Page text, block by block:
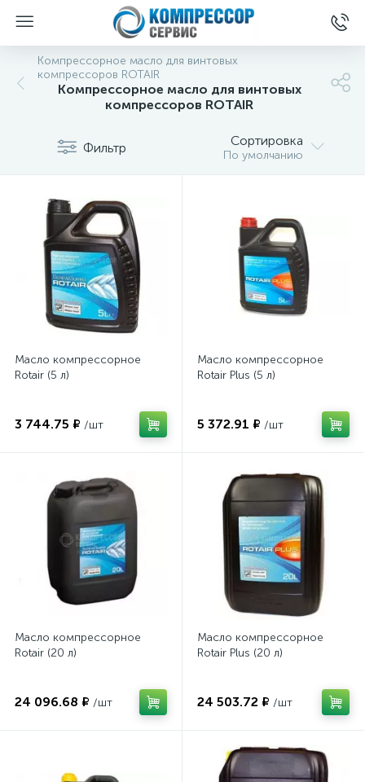
Компрессорное масло для винтовых
компрессоров ROTAIR
Компрессорное масло для винтовых
компрессоров ROTAIR
Фильтр Сортировка
По умолчанию
Масло компрессорное
Rotair (5 л)
3 744.75 ₽ /шт
Масло компрессорное
Rotair Plus (5 л)
5 372.91 ₽ /шт
Масло компрессорное
Rotair (20 л)
24 096.68 ₽ /шт
Масло компрессорное
Rotair Plus (20 л)
24 503.72 ₽ /шт